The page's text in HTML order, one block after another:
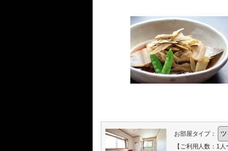
お部屋タイプ：
【ご利用人数：1